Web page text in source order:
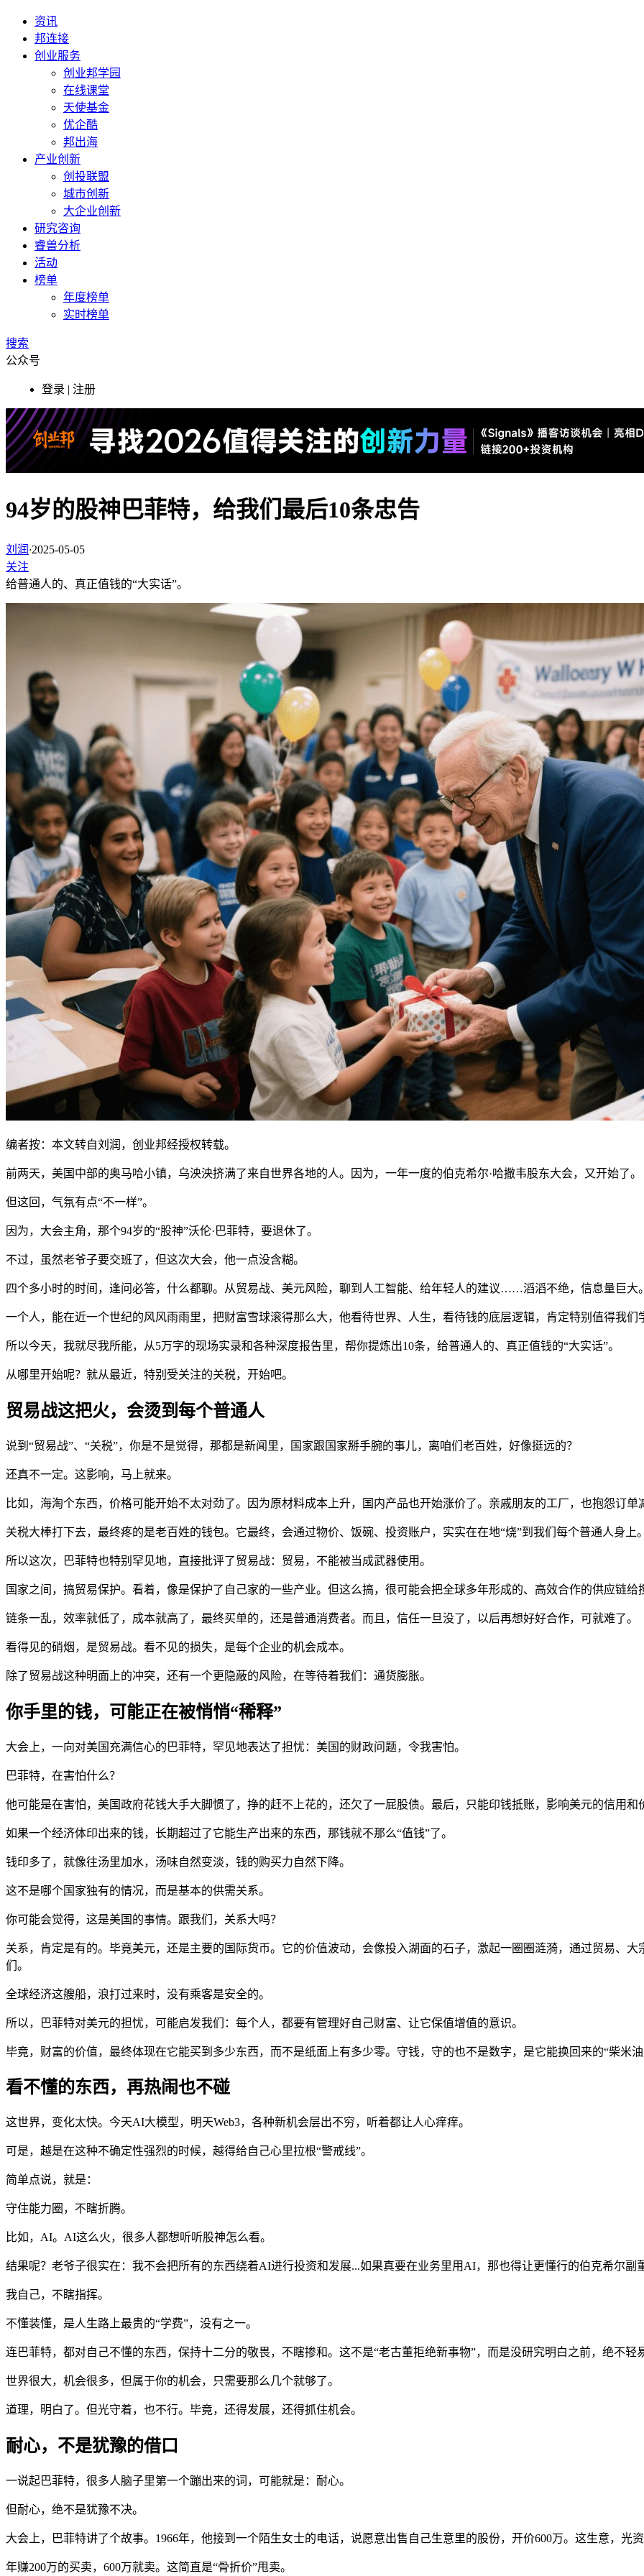
资讯
邦连接
创业服务
创业邦学园
在线课堂
天使基金
优企酷
邦出海
产业创新
创投联盟
城市创新
大企业创新
研究咨询
睿兽分析
活动
榜单
年度榜单
实时榜单
搜索
公众号
登录 | 注册
94岁的股神巴菲特，给我们最后10条忠告
刘润 ·2025-05-05
关注
给普通人的、真正值钱的“大实话”。
编者按：本文转自刘润，创业邦经授权转载。
前两天，美国中部的奥马哈小镇，乌泱泱挤满了来自世界各地的人。因为，一年一度的伯克希尔·哈撒韦股东大会，又开始了。
但这回，气氛有点“不一样”。
因为，大会主角，那个94岁的“股神”沃伦·巴菲特，要退休了。
不过，虽然老爷子要交班了，但这次大会，他一点没含糊。
四个多小时的时间，逢问必答，什么都聊。从贸易战、美元风险，聊到人工智能、给年轻人的建议……滔滔不绝，信息量巨大
一个人，能在近一个世纪的风风雨雨里，把财富雪球滚得那么大，他看待世界、人生，看待钱的底层逻辑，肯定特别值得我们
所以今天，我就尽我所能，从5万字的现场实录和各种深度报告里，帮你提炼出10条，给普通人的、真正值钱的“大实话”。
从哪里开始呢？就从最近，特别受关注的关税，开始吧。
贸易战这把火，会烫到每个普通人
说到“贸易战”、“关税”，你是不是觉得，那都是新闻里，国家跟国家掰手腕的事儿，离咱们老百姓，好像挺远的？
还真不一定。这影响，马上就来。
比如，海淘个东西，价格可能开始不太对劲了。因为原材料成本上升，国内产品也开始涨价了。亲戚朋友的工厂，也抱怨订单
关税大棒打下去，最终疼的是老百姓的钱包。它最终，会通过物价、饭碗、投资账户，实实在在地“烧”到我们每个普通人身上
所以这次，巴菲特也特别罕见地，直接批评了贸易战：贸易，不能被当成武器使用。
国家之间，搞贸易保护。看着，像是保护了自己家的一些产业。但这么搞，很可能会把全球多年形成的、高效合作的供应链给
链条一乱，效率就低了，成本就高了，最终买单的，还是普通消费者。而且，信任一旦没了，以后再想好好合作，可就难了。
看得见的硝烟，是贸易战。看不见的损失，是每个企业的机会成本。
除了贸易战这种明面上的冲突，还有一个更隐蔽的风险，在等待着我们：通货膨胀。
你手里的钱，可能正在被悄悄“稀释”
大会上，一向对美国充满信心的巴菲特，罕见地表达了担忧：美国的财政问题，令我害怕。
巴菲特，在害怕什么？
他可能是在害怕，美国政府花钱大手大脚惯了，挣的赶不上花的，还欠了一屁股债。最后，只能印钱抵账，影响美元的信用和
如果一个经济体印出来的钱，长期超过了它能生产出来的东西，那钱就不那么“值钱”了。
钱印多了，就像往汤里加水，汤味自然变淡，钱的购买力自然下降。
这不是哪个国家独有的情况，而是基本的供需关系。
你可能会觉得，这是美国的事情。跟我们，关系大吗？
关系，肯定是有的。毕竟美元，还是主要的国际货币。它的价值波动，会像投入湖面的石子，激起一圈圈涟漪，通过贸易、
们。
全球经济这艘船，浪打过来时，没有乘客是安全的。
所以，巴菲特对美元的担忧，可能启发我们：每个人，都要有管理好自己财富、让它保值增值的意识。
毕竟，财富的价值，最终体现在它能买到多少东西，而不是纸面上有多少零。守钱，守的也不是数字，是它能换回来的“柴米
看不懂的东西，再热闹也不碰
这世界，变化太快。今天AI大模型，明天Web3，各种新机会层出不穷，听着都让人心痒痒。
可是，越是在这种不确定性强烈的时候，越得给自己心里拉根“警戒线”。
简单点说，就是：
守住能力圈，不瞎折腾。
比如，AI。AI这么火，很多人都想听听股神怎么看。
结果呢？老爷子很实在：我不会把所有的东西绕着AI进行投资和发展...如果真要在业务里用AI，那也得让更懂行的伯克希尔副
我自己，不瞎指挥。
不懂装懂，是人生路上最贵的“学费”，没有之一。
连巴菲特，都对自己不懂的东西，保持十二分的敬畏，不瞎掺和。这不是“老古董拒绝新事物”，而是没研究明白之前，绝不轻
世界很大，机会很多，但属于你的机会，只需要那么几个就够了。
道理，明白了。但光守着，也不行。毕竟，还得发展，还得抓住机会。
耐心，不是犹豫的借口
一说起巴菲特，很多人脑子里第一个蹦出来的词，可能就是：耐心。
但耐心，绝不是犹豫不决。
大会上，巴菲特讲了个故事。1966年，他接到一个陌生女士的电话，说愿意出售自己生意里的股份，开价600万。这生意，光
年赚200万的买卖，600万就卖。这简直是“骨折价”甩卖。